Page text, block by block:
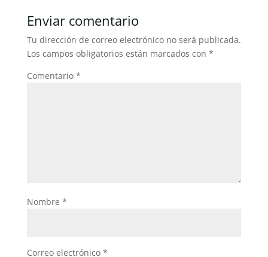
b
o
o
k
A
p
p
n tir
Enviar comentario
Tu dirección de correo electrónico no será publicada.
Los campos obligatorios están marcados con *
Comentario *
Nombre *
Correo electrónico *